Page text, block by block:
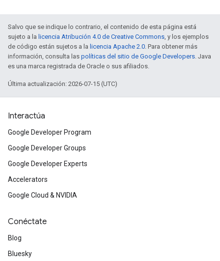
Salvo que se indique lo contrario, el contenido de esta página está
sujeto a la licencia Atribución 4.0 de Creative Commons , y los ejemplos
de código están sujetos a la licencia Apache 2.0 . Para obtener más
información, consulta las políticas del sitio de Google Developers . Java
es una marca registrada de Oracle o sus afiliados.
Última actualización: 2026-07-15 (UTC)
Interactúa
Google Developer Program
Google Developer Groups
Google Developer Experts
Accelerators
Google Cloud & NVIDIA
Conéctate
Blog
Bluesky